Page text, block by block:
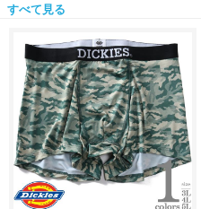
すべて見る